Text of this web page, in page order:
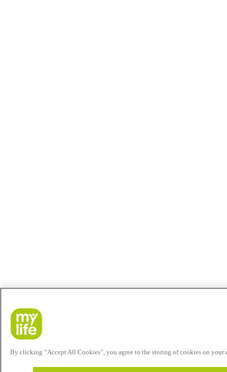
By clicking “Accept All Cookies”, you agree to the storing of cookies on your